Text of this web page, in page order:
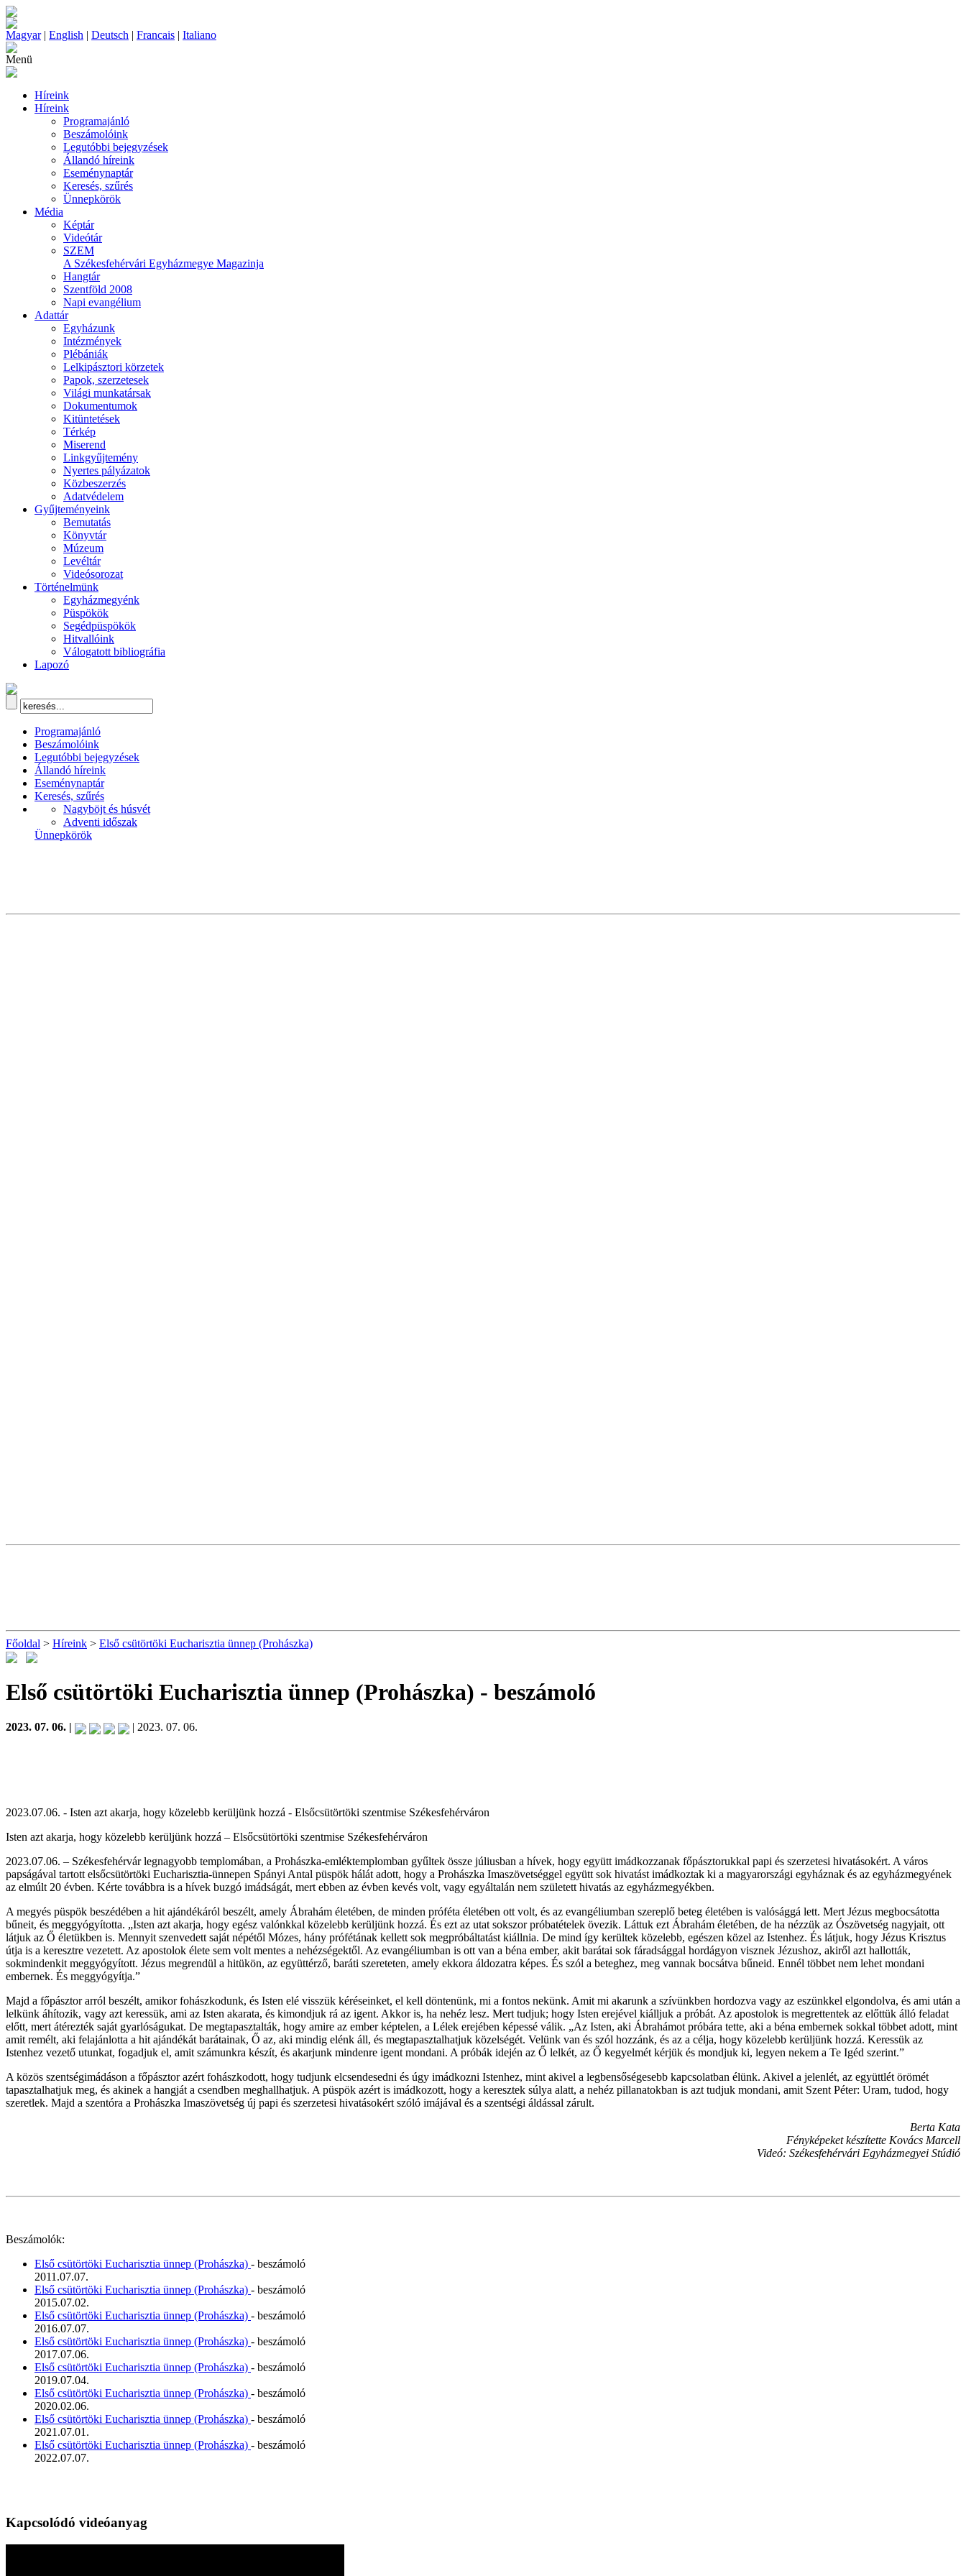
Magyar| English | Deutsch | Francais | Italiano
Menü
Híreink
Híreink
Programajánló
Beszámolóink
Legutóbbi bejegyzések
Állandó híreink
Eseménynaptár
Keresés, szűrés
Ünnepkörök
Média
Képtár
Videótár
SZEM
A Székesfehérvári Egyházmegye Magazinja
Hangtár
Szentföld 2008
Napi evangélium
Adattár
Egyházunk
Intézmények
Plébániák
Lelkipásztori körzetek
Papok, szerzetesek
Világi munkatársak
Dokumentumok
Kitüntetések
Térkép
Miserend
Linkgyűjtemény
Nyertes pályázatok
Közbeszerzés
Adatvédelem
Gyűjteményeink
Bemutatás
Könyvtár
Múzeum
Levéltár
Videósorozat
Történelmünk
Egyházmegyénk
Püspökök
Segédpüspökök
Hitvallóink
Válogatott bibliográfia
Lapozó
Programajánló
Beszámolóink
Legutóbbi bejegyzések
Állandó híreink
Eseménynaptár
Keresés, szűrés
Nagyböjt és húsvét
Adventi időszak
Ünnepkörök
Főoldal > Híreink > Első csütörtöki Eucharisztia ünnep (Prohászka)
Első csütörtöki Eucharisztia ünnep (Prohászka) - beszámoló
2023. 07. 06. | | 2023. 07. 06.
2023.07.06. - Isten azt akarja, hogy közelebb kerüljünk hozzá - Elsőcsütörtöki szentmise Székesfehérváron
Isten azt akarja, hogy közelebb kerüljünk hozzá – Elsőcsütörtöki szentmise Székesfehérváron
2023.07.06. – Székesfehérvár legnagyobb templomában, a Prohászka-emléktemplomban gyűltek össze júliusban a hívek, hogy együtt imádkozzanak főpásztorukkal papi és szerzetesi hivatásokért. A város
papságával tartott elsőcsütörtöki Eucharisztia-ünnepen Spányi Antal püspök hálát adott, hogy a Prohászka Imaszövetséggel együtt sok hivatást imádkoztak ki a magyarországi egyháznak és az egyházmegyének
az elmúlt 20 évben. Kérte továbbra is a hívek buzgó imádságát, mert ebben az évben kevés volt, vagy egyáltalán nem született hivatás az egyházmegyékben.
A megyés püspök beszédében a hit ajándékáról beszélt, amely Ábrahám életében, de minden próféta életében ott volt, és az evangéliumban szereplő beteg életében is valósággá lett. Mert Jézus megbocsátotta
bűneit, és meggyógyította. „Isten azt akarja, hogy egész valónkkal közelebb kerüljünk hozzá. És ezt az utat sokszor próbatételek övezik. Láttuk ezt Ábrahám életében, de ha nézzük az Ószövetség nagyjait, ott
látjuk az Ő életükben is. Mennyit szenvedett saját népétől Mózes, hány prófétának kellett sok megpróbáltatást kiállnia. De mind így kerültek közelebb, egészen közel az Istenhez. És látjuk, hogy Jézus Krisztus
útja is a keresztre vezetett. Az apostolok élete sem volt mentes a nehézségektől. Az evangéliumban is ott van a béna ember, akit barátai sok fáradsággal hordágyon visznek Jézushoz, akiről azt hallották,
sokmindenkit meggyógyított. Jézus megrendül a hitükön, az együttérző, baráti szereteten, amely ekkora áldozatra képes. És szól a beteghez, meg vannak bocsátva bűneid. Ennél többet nem lehet mondani
embernek. És meggyógyítja.”
Majd a főpásztor arról beszélt, amikor fohászkodunk, és Isten elé visszük kéréseinket, el kell döntenünk, mi a fontos nekünk. Amit mi akarunk a szívünkben hordozva vagy az eszünkkel elgondolva, és ami után a
lelkünk áhítozik, vagy azt keressük, ami az Isten akarata, és kimondjuk rá az igent. Akkor is, ha nehéz lesz. Mert tudjuk; hogy Isten erejével kiálljuk a próbát. Az apostolok is megrettentek az előttük álló feladat
előtt, mert átérezték saját gyarlóságukat. De megtapasztalták, hogy amire az ember képtelen, a Lélek erejében képessé válik. „Az Isten, aki Ábrahámot próbára tette, aki a béna embernek sokkal többet adott, mint
amit remélt, aki felajánlotta a hit ajándékát barátainak, Ő az, aki mindig elénk áll, és megtapasztalhatjuk közelségét. Velünk van és szól hozzánk, és az a célja, hogy közelebb kerüljünk hozzá. Keressük az
Istenhez vezető utunkat, fogadjuk el, amit számunkra készít, és akarjunk mindenre igent mondani. A próbák idején az Ő lelkét, az Ő kegyelmét kérjük és mondjuk ki, legyen nekem a Te Igéd szerint.”
A közös szentségimádáson a főpásztor azért fohászkodott, hogy tudjunk elcsendesedni és úgy imádkozni Istenhez, mint akivel a legbensőségesebb kapcsolatban élünk. Akivel a jelenlét, az együttlét örömét
tapasztalhatjuk meg, és akinek a hangját a csendben meghallhatjuk. A püspök azért is imádkozott, hogy a keresztek súlya alatt, a nehéz pillanatokban is azt tudjuk mondani, amit Szent Péter: Uram, tudod, hogy
szeretlek. Majd a szentóra a Prohászka Imaszövetség új papi és szerzetesi hivatásokért szóló imájával és a szentségi áldással zárult.
Berta Kata
Fényképeket készítette Kovács Marcell
Videó: Székesfehérvári Egyházmegyei Stúdió
Beszámolók:
Első csütörtöki Eucharisztia ünnep (Prohászka) - beszámoló
2011.07.07.
Első csütörtöki Eucharisztia ünnep (Prohászka) - beszámoló
2015.07.02.
Első csütörtöki Eucharisztia ünnep (Prohászka) - beszámoló
2016.07.07.
Első csütörtöki Eucharisztia ünnep (Prohászka) - beszámoló
2017.07.06.
Első csütörtöki Eucharisztia ünnep (Prohászka) - beszámoló
2019.07.04.
Első csütörtöki Eucharisztia ünnep (Prohászka) - beszámoló
2020.02.06.
Első csütörtöki Eucharisztia ünnep (Prohászka) - beszámoló
2021.07.01.
Első csütörtöki Eucharisztia ünnep (Prohászka) - beszámoló
2022.07.07.
Kapcsolódó videóanyag